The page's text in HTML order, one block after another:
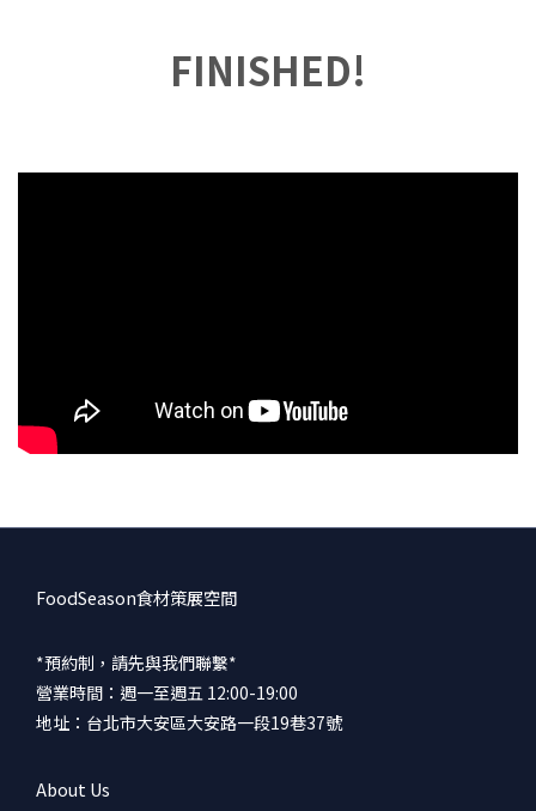
FINISHED!
FoodSeason食材策展空間
*預約制，請先與我們聯繫*
營業時間：週一至週五 12:00-19:00
地址：台北市大安區大安路一段19巷37號
About Us